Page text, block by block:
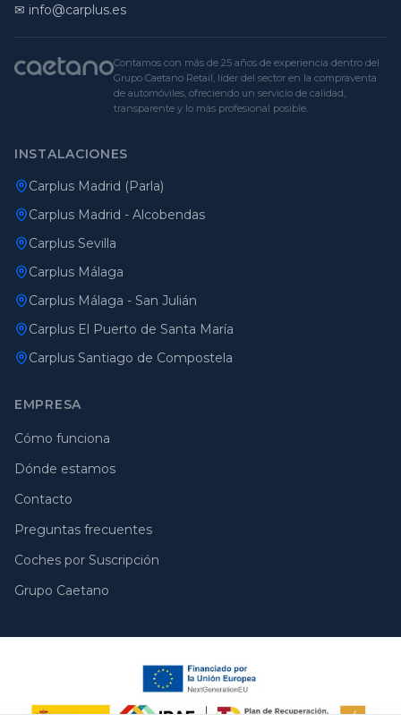
✉ info@carplus.es
Contamos con más de 25 años de experiencia dentro del
Grupo Caetano Retail, líder del sector en la compraventa
de automóviles, ofreciendo un servicio de calidad,
transparente y lo más profesional posible.
INSTALACIONES
Carplus Madrid (Parla)
Carplus Madrid - Alcobendas
Carplus Sevilla
Carplus Málaga
Carplus Málaga - San Julián
Carplus El Puerto de Santa María
Carplus Santiago de Compostela
EMPRESA
Cómo funciona
Dónde estamos
Contacto
Preguntas frecuentes
Coches por Suscripción
Grupo Caetano